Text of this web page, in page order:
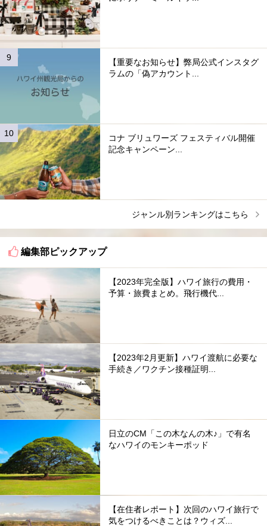
【重要なお知らせ】弊局公式インスタグ
ラムの「偽アカウント...
コナ ブリュワーズ フェスティバル開催
記念キャンペーン...
ジャンル別ランキングはこちら
編集部ピックアップ
【2023年完全版】ハワイ旅行の費用・
予算・旅費まとめ。飛行機代...
【2023年2月更新】ハワイ渡航に必要な
手続き／ワクチン接種証明...
日立のCM「この木なんの木♪」で有名
なハワイのモンキーポッド
【在住者レポート】次回のハワイ旅行で
気をつけるべきことは？ウィズ...